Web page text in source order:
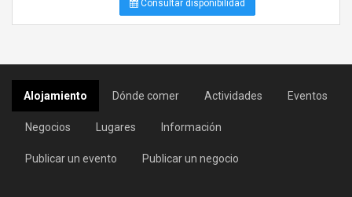
Consultar disponibilidad
Alojamiento Dónde comer Actividades Eventos
Negocios Lugares Información
Publicar un evento Publicar un negocio